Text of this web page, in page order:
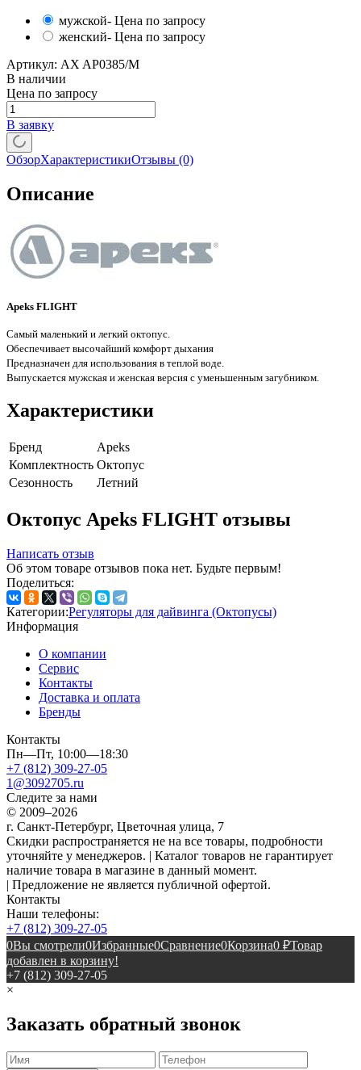
мужской- Цена по запросу
женский- Цена по запросу
Артикул: AX AP0385/M
В наличии
Цена по запросу
В заявку
ОбзорХарактеристикиОтзывы (0)
Описание
Apeks FLIGHT
Самый маленький и легкий октопус.
Обеспечивает высочайший комфорт дыхания
Предназначен для использования в теплой воде.
Выпускается мужская и женская версия с уменьшенным загубником.
Характеристики
Бренд
Apeks
Комплектность Октопус
Сезонность
Летний
Октопус Apeks FLIGHT отзывы
Написать отзыв
Об этом товаре отзывов пока нет. Будьте первым!
Поделиться:
Категории:Регуляторы для дайвинга (Октопусы)
Информация
О компании
Сервис
Контакты
Доставка и оплата
Бренды
Контакты
Пн—Пт, 10:00—18:30
+7 (812) 309-27-05
1@3092705.ru
Следите за нами
© 2009–2026
г. Санкт-Петербург, Цветочная улица, 7
Скидки распространяется не на все товары, подробности
уточняйте у менеджеров. | Каталог товаров не гарантирует
наличие товара в магазине в данный момент.
| Предложение не является публичной офертой.
Контакты
Наши телефоны:
+7 (812) 309-27-05
0Вы смотрели0Избранные0Сравнение0Корзина0 ₽Товар
добавлен в корзину!
+7 (812) 309-27-05
×
Заказать обратный звонок